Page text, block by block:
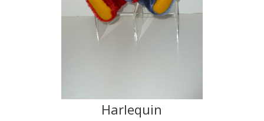
Harlequin